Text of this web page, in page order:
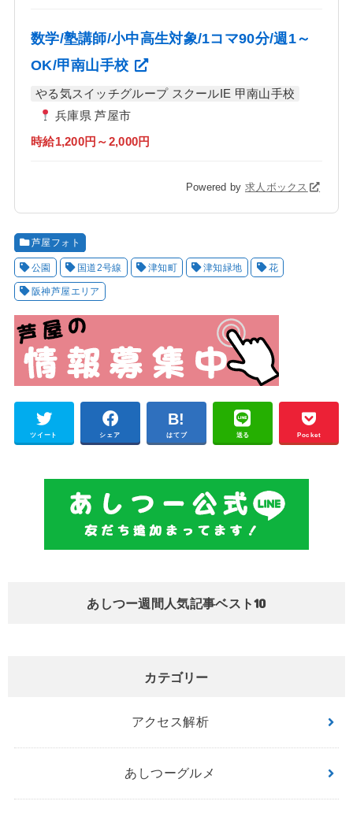
数学/塾講師/小中高生対象/1コマ90分/週1～
OK/甲南山手校
やる気スイッチグループ スクールIE 甲南山手校
兵庫県 芦屋市
時給1,200円～2,000円
Powered by 求人ボックス
芦屋フォト
公園 国道2号線 津知町 津知緑地 花
阪神芦屋エリア
ツイート シェア はてブ 送る Pocket
あしつー週間人気記事ベスト10
カテゴリー
アクセス解析
あしつーグルメ